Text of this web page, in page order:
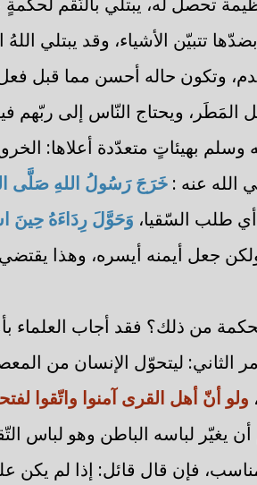
تتبيّن الأشياء، وقد يبتلي
وتكون حاله أحسن مما قبل
المَطَر، ويحتاج النّاس إلى ربّهم
وسلم بهيئاتٍ متعدّدة أعلاها:
الله عنه : خَرَجَ رَسُولُ اللهِ صَلَّى
طلب السّقيا، وَحَوَّلَ رِدَاءَهُ حِينَ
جعل أيمنه أيسره، وهذا
من ذلك؟ فقد أجاب العلماء
الثاني: ليتحوّل الإنسان من
ولو أنّ أهل القرى آمنوا واتّقوا
أن يغيّر لباسه الباطن وهو لباس
فإن قال قائل: إذا لم يكن